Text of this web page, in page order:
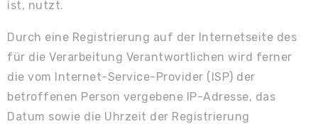
ist, nutzt.
Durch eine Registrierung auf der Internetseite des
für die Verarbeitung Verantwortlichen wird ferner
die vom Internet-Service-Provider (ISP) der
betroffenen Person vergebene IP-Adresse, das
Datum sowie die Uhrzeit der Registrierung